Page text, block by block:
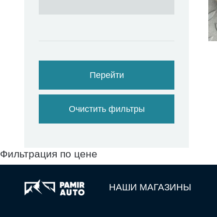
Перейти
Очистить фильтры
Фильтрация по цене
НАШИ МАГАЗИНЫ